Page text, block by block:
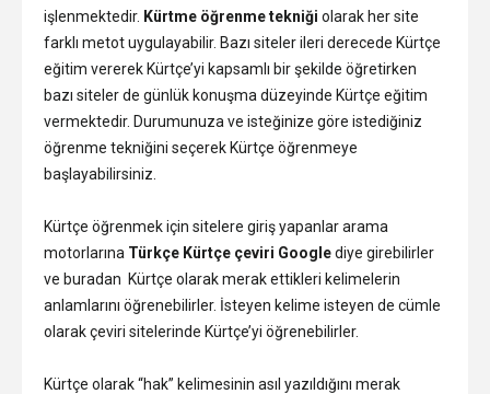
işlenmektedir. Kürtme öğrenme tekniği olarak her site
farklı metot uygulayabilir. Bazı siteler ileri derecede Kürtçe
eğitim vererek Kürtçe’yi kapsamlı bir şekilde öğretirken
bazı siteler de günlük konuşma düzeyinde Kürtçe eğitim
vermektedir. Durumunuza ve isteğinize göre istediğiniz
öğrenme tekniğini seçerek Kürtçe öğrenmeye
başlayabilirsiniz.
Kürtçe öğrenmek için sitelere giriş yapanlar arama
motorlarına Türkçe Kürtçe çeviri Googlediye girebilirler
ve buradan Kürtçe olarak merak ettikleri kelimelerin
anlamlarını öğrenebilirler. İsteyen kelime isteyen de cümle
olarak çeviri sitelerinde Kürtçe’yi öğrenebilirler.
Kürtçe olarak “hak” kelimesinin asıl yazıldığını merak